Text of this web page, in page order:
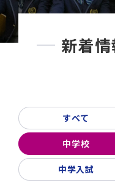
高校入試
お問い合わせ・資料請求
リンク集
新着情
すべて
中学校
中学入試